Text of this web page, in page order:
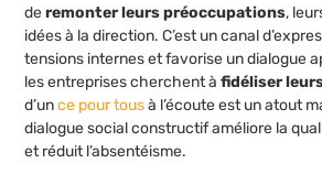
deremonter leurs préoccupations,
idées à la direction. C’est un canal
tensions internes et favorise un dialogue
les entreprises cherchent àfidéliser
d’unce pour tousà l’écoute est un atout
dialogue social constructif améliore la
et réduit l’absentéisme.